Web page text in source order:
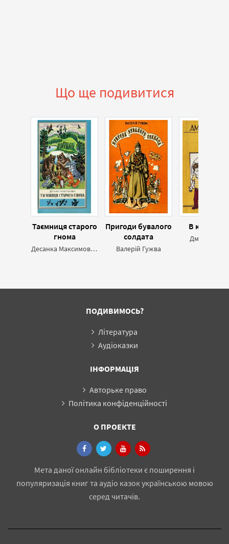
Що ще подивитися
Таємниця старого
гнома
Десанка Максимович
Пригоди бувалого
солдата
Валерій Гужва
В класі і в
Дмитро
ПОДИВИМОСЬ?
Література
Аудіоказки
ІНФОРМАЦІЯ
Авторьке право
Політика конфіденційності
О ПРОЕКТЕ
Мета даної онлайн бібліотеки є поширення і
популяризація книг та аудіо казок українською мовою
серед читачів.